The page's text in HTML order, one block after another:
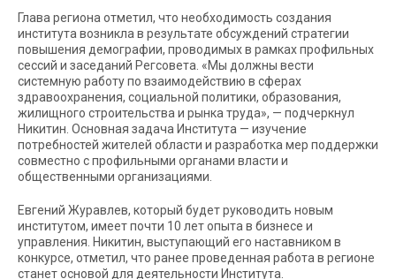
Глава региона отметил, что необходимость создания
института возникла в результате обсуждений стратегии
повышения демографии, проводимых в рамках профильных
сессий и заседаний Регсовета. «Мы должны вести
системную работу по взаимодействию в сферах
здравоохранения, социальной политики, образования,
жилищного строительства и рынка труда», — подчеркнул
Никитин. Основная задача Института — изучение
потребностей жителей области и разработка мер поддержки
совместно с профильными органами власти и
общественными организациями.
Евгений Журавлев, который будет руководить новым
институтом, имеет почти 10 лет опыта в бизнесе и
управления. Никитин, выступающий его наставником в
конкурсе, отметил, что ранее проведенная работа в регионе
станет основой для деятельности Института.